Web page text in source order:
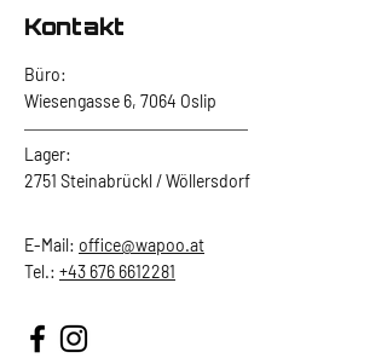
Kontakt
Büro:
Wiesengasse 6, 7064 Oslip
Lager:
2751 Steinabrückl / Wöllersdorf
E-Mail: office@wapoo.at
Tel.: +43 676 6612281